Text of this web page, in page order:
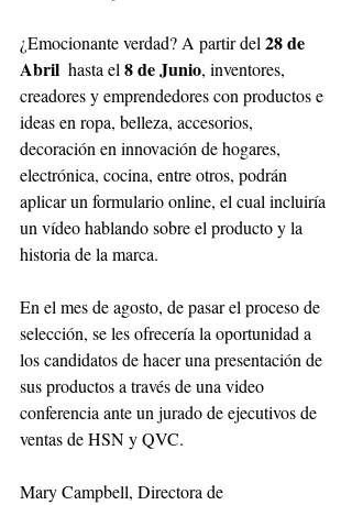
¿Emocionante verdad? A partir del 28 de
Abril hasta el 8 de Junio, inventores,
creadores y emprendedores con productos e
ideas en ropa, belleza, accesorios,
decoración en innovación de hogares,
electrónica, cocina, entre otros, podrán
aplicar un formulario online, el cual incluiría
un vídeo hablando sobre el producto y la
historia de la marca.
En el mes de agosto, de pasar el proceso de
selección, se les ofrecería la oportunidad a
los candidatos de hacer una presentación de
sus productos a través de una video
conferencia ante un jurado de ejecutivos de
ventas de HSN y QVC.
Mary Campbell, Directora de